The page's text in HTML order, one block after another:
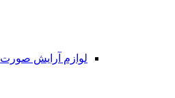
لوازم آرایش صورت